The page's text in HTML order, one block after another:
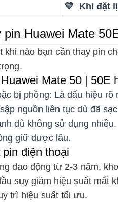
💛 Khi đặt
Huawei Mate
nào bạn cần thay pin
Mate 50 | 50E
bị phồng: Là dấu hiệu
nguồn liên tục dù đã
dù không sử dụng nhiều.
giữ được lâu.
điện thoại
dao động từ 2-3 năm,
suy giảm hiệu suất mất
trì hiệu suất tối ưu.